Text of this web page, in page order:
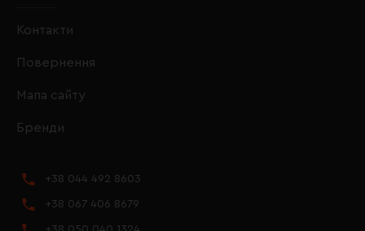
Контакти
Повернення
Мапа сайту
Бренди
+38 044 492 8603
+38 067 406 8679